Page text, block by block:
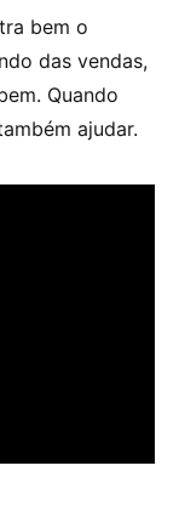
bem o
das vendas,
Quando
ajudar.